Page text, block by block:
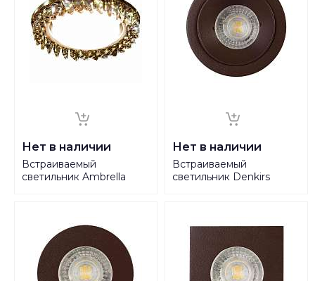
Нет в наличии
Встраиваемый
светильник Ambrella
Нет в наличии
Встраиваемый
светильник Denkirs